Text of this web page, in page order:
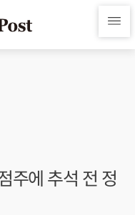
주에 추석 전 정